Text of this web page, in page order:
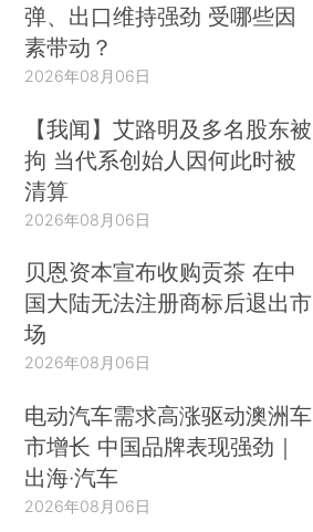
弹、出口维持强劲 受哪些因
素带动？
2026年08月06日
【我闻】艾路明及多名股东被
拘 当代系创始人因何此时被
清算
2026年08月06日
贝恩资本宣布收购贡茶 在中
国大陆无法注册商标后退出市
场
2026年08月06日
电动汽车需求高涨驱动澳洲车
市增长 中国品牌表现强劲｜
出海·汽车
2026年08月06日